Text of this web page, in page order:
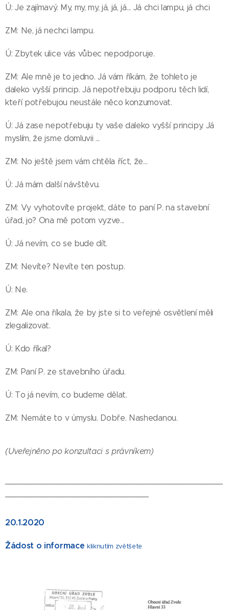
Ú: Je zajímavý. My, my, my, já, já, já... Já chci lampu, já chci
ZM: Ne, já nechci lampu.
Ú: Zbytek ulice vás vůbec nepodporuje.
ZM: Ale mně je to jedno. Já vám říkám, že tohleto je
daleko vyšší princip. Já nepotřebuju podporu těch lidí,
kteří potřebujou neustále něco konzumovat.
Ú: Já zase nepotřebuju ty vaše daleko vyšší principy. Já
myslím, že jsme domluvii ...
ZM: No ještě jsem vám chtěla říct, že...
Ú: Já mám další návštěvu.
ZM: Vy vyhotovíte projekt, dáte to paní P. na stavební
úřad, jo? Ona mě potom vyzve...
Ú: Já nevím, co se bude dít.
ZM: Nevíte? Nevíte ten postup.
Ú: Ne.
ZM: Ale ona říkala, že by jste si to veřejné osvětlení měli
zlegalizovat.
Ú: Kdo říkal?
ZM: Paní P. ze stavebního úřadu.
Ú: To já nevím, co budeme dělat.
ZM: Nemáte to v úmyslu. Dobře. Nashedanou.
(Uveřejněno po konzultaci s právníkem)
20.1.2020
Žádost o informace kliknutím zvětšete